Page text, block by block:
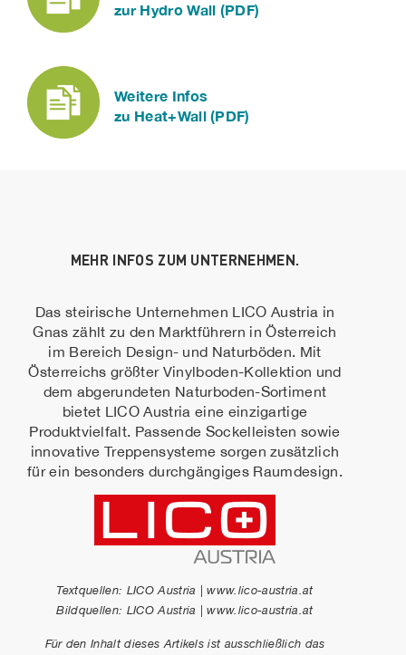
zur Hydro Wall (PDF)
Weitere Infos
zu Heat+Wall (PDF)
MEHR INFOS ZUM UNTERNEHMEN.
Das steirische Unternehmen LICO Austria in
Gnas zählt zu den Marktführern in Österreich
im Bereich Design- und Naturböden. Mit
Österreichs größter Vinylboden-Kollektion und
dem abgerundeten Naturboden-Sortiment
bietet LICO Austria eine einzigartige
Produktvielfalt. Passende Sockelleisten sowie
innovative Treppensysteme sorgen zusätzlich
für ein besonders durchgängiges Raumdesign.
Textquellen: LICO Austria | www.lico-austria.at
Bildquellen: LICO Austria | www.lico-austria.at
Für den Inhalt dieses Artikels ist ausschließlich das